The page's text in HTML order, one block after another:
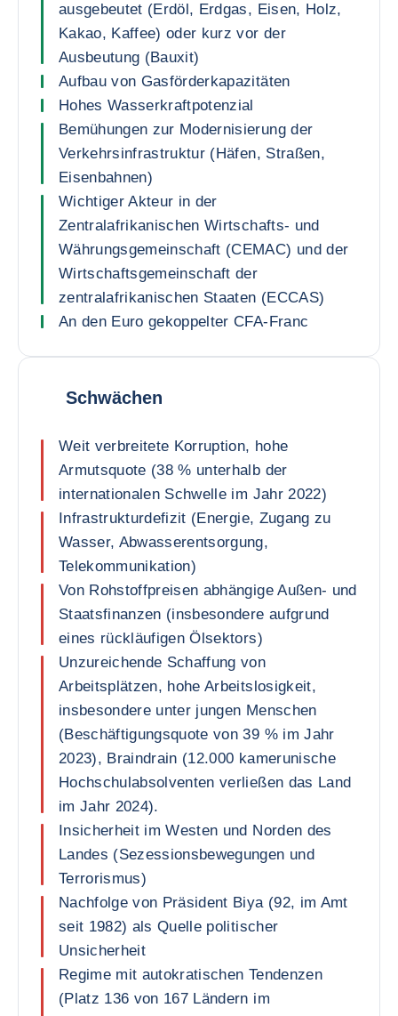
ausgebeutet (Erdöl, Erdgas, Eisen, Holz,
Kakao, Kaffee) oder kurz vor der
Ausbeutung (Bauxit)
Aufbau von Gasförderkapazitäten
Hohes Wasserkraftpotenzial
Bemühungen zur Modernisierung der
Verkehrsinfrastruktur (Häfen, Straßen,
Eisenbahnen)
Wichtiger Akteur in der
Zentralafrikanischen Wirtschafts- und
Währungsgemeinschaft (CEMAC) und der
Wirtschaftsgemeinschaft der
zentralafrikanischen Staaten (ECCAS)
An den Euro gekoppelter CFA-Franc
Schwächen
Weit verbreitete Korruption, hohe
Armutsquote (38 % unterhalb der
internationalen Schwelle im Jahr 2022)
Infrastrukturdefizit (Energie, Zugang zu
Wasser, Abwasserentsorgung,
Telekommunikation)
Von Rohstoffpreisen abhängige Außen- und
Staatsfinanzen (insbesondere aufgrund
eines rückläufigen Ölsektors)
Unzureichende Schaffung von
Arbeitsplätzen, hohe Arbeitslosigkeit,
insbesondere unter jungen Menschen
(Beschäftigungsquote von 39 % im Jahr
2023), Braindrain (12.000 kamerunische
Hochschulabsolventen verließen das Land
im Jahr 2024).
Insicherheit im Westen und Norden des
Landes (Sezessionsbewegungen und
Terrorismus)
Nachfolge von Präsident Biya (92, im Amt
seit 1982) als Quelle politischer
Unsicherheit
Regime mit autokratischen Tendenzen
(Platz 136 von 167 Ländern im